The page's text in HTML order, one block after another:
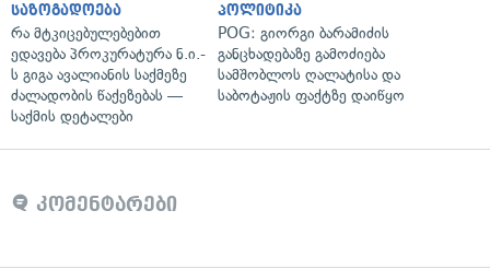
საზოგადოება
რა მტკიცებულებებით
ედავება პროკურატურა ნ.ი.-
ს გიგა ავალიანის საქმეზე
ძალადობის წაქეზებას —
საქმის დეტალები
პოლიტიკა
POG: გიორგი ბარამიძის
განცხადებაზე გამოძიება
სამშობლოს ღალატისა და
საბოტაჟის ფაქტზე დაიწყო
კომენტარები